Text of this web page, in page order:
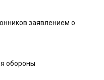
заявлением о
обороны